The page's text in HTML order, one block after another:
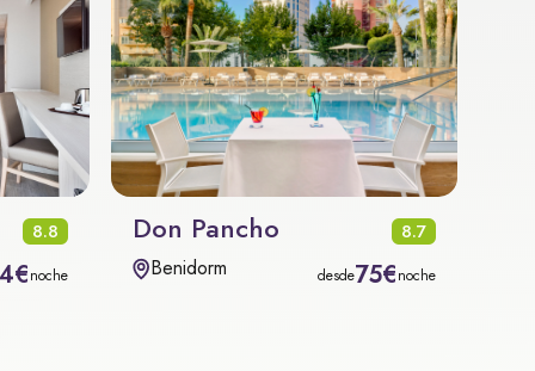
8.8
noche
Don Pancho 8.7
Benidorm desde75€noche